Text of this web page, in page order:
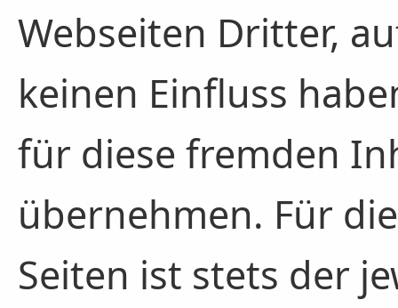
Webseiten Dritter,
keinen Einfluss
für diese fremden
übernehmen. Für
Seiten ist stets der